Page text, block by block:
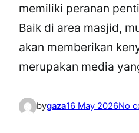
memiliki peranan
Baik di area masjid,
akan memberikan
merupakan media
bygaza16 May 2026No